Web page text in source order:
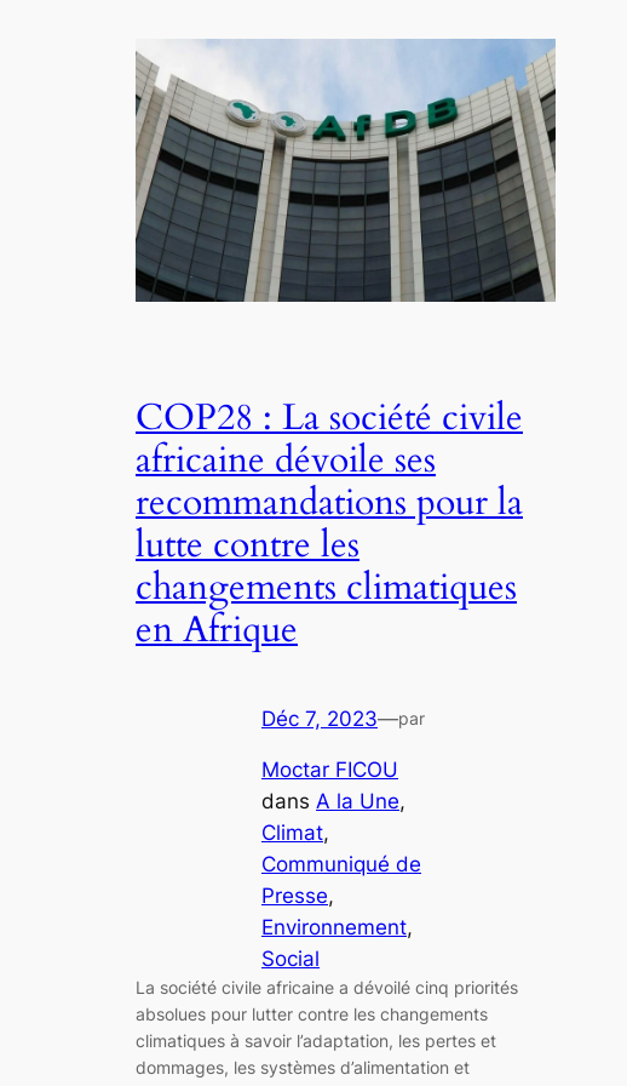
COP28 : La société civile
africaine dévoile ses
recommandations pour la
lutte contre les
changements climatiques
en Afrique
Déc 7, 2023—par
Moctar FICOU
dans A la Une
Climat
Communiqué de
Presse
Environnement
Social
La société civile africaine a dévoilé cinq priorités
absolues pour lutter contre les changements
climatiques à savoir l’adaptation, les pertes et
dommages, les systèmes d’alimentation et